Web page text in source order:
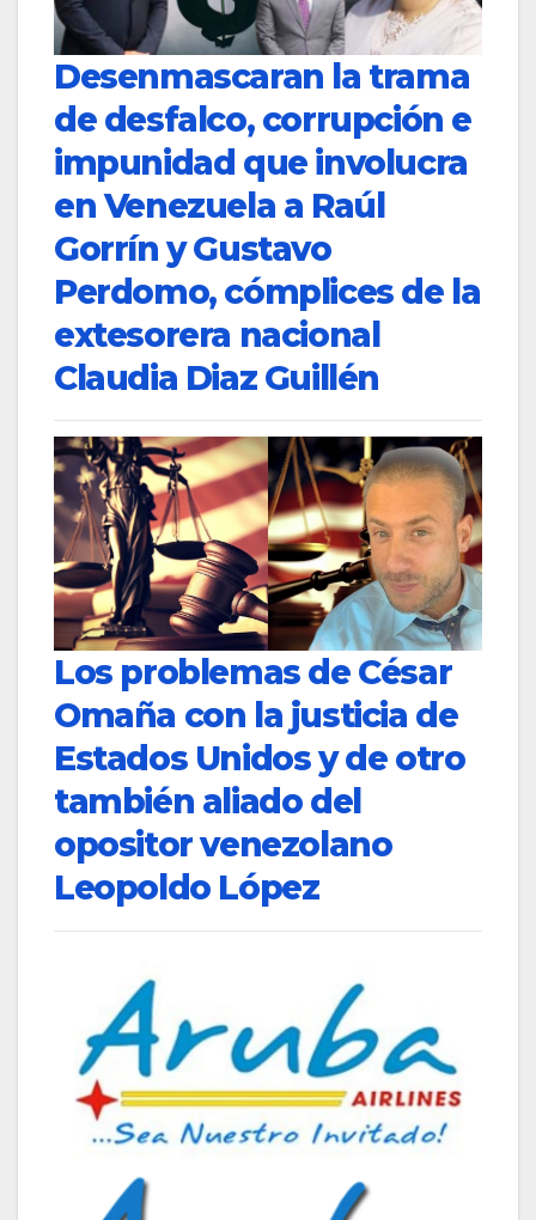
Desenmascaran la trama
de desfalco, corrupción e
impunidad que involucra
en Venezuela a Raúl
Gorrín y Gustavo
Perdomo, cómplices de la
extesorera nacional
Claudia Diaz Guillén
Los problemas de César
Omaña con la justicia de
Estados Unidos y de otro
también aliado del
opositor venezolano
Leopoldo López